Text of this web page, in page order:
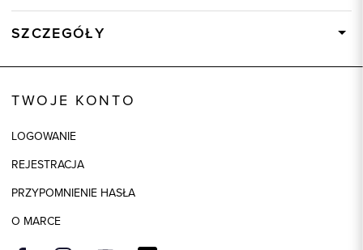
SZCZEGÓŁY
Skład tkaniny
TWOJE KONTO
LOGOWANIE
REJESTRACJA
PRZYPOMNIENIE HASŁA
O MARCE